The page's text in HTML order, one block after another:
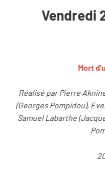
Vendredi
Mort
Réalisé par Pierre
(Georges Pompidou),
Samuel Labarthe